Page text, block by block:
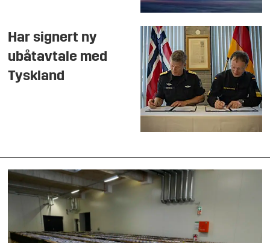
Har signert ny
ubåtavtale med
Tyskland